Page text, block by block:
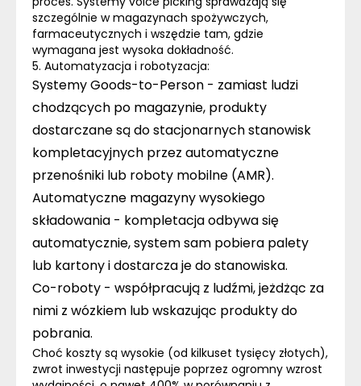
szczególnie w magazynach spożywczych,
farmaceutycznych i wszędzie tam, gdzie
wymagana jest wysoka dokładność.
5. Automatyzacja i robotyzacja:
Systemy Goods-to-Person - zamiast ludzi
chodzących po magazynie, produkty
dostarczane są do stacjonarnych stanowisk
kompletacyjnych przez automatyczne
przenośniki lub roboty mobilne (AMR).
Automatyczne magazyny wysokiego
składowania - kompletacja odbywa się
automatycznie, system sam pobiera palety
lub kartony i dostarcza je do stanowiska.
Co-roboty - współpracują z ludźmi, jeżdżąc za
nimi z wózkiem lub wskazując produkty do
pobrania.
Choć koszty są wysokie (od kilkuset tysięcy złotych),
zwrot inwestycji następuje poprzez ogromny wzrost